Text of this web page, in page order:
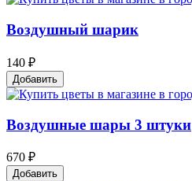
Воздушный шарик
140 ₽
Добавить
Воздушные шары 3 штуки
670 ₽
Добавить